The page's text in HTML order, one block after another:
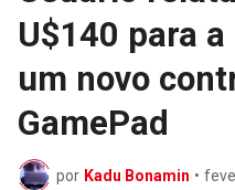
U$140 para
um novo
GamePad
por Kadu Bonamin •